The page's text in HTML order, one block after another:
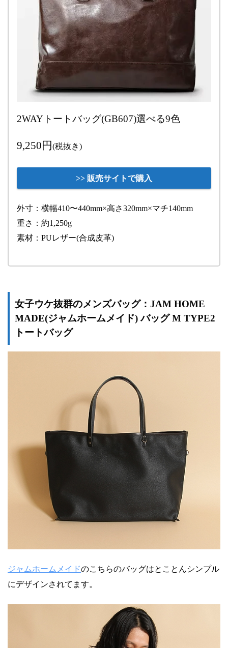
2WAYトートバッグ(GB607)選べる9色
9,250円 (税抜き)
>> 販売サイトで購入
外寸：横幅410〜440mm×高さ320mm×マチ140mm
重さ：約1,250g
素材：PUレザー(合成皮革)
女子ウケ抜群のメンズバッグ：JAM HOME
MADE(ジャムホームメイド) バッグ M TYPE2
トートバッグ
ジャムホームメイドのこちらのバッグはとことんシンプル
にデザインされてます。